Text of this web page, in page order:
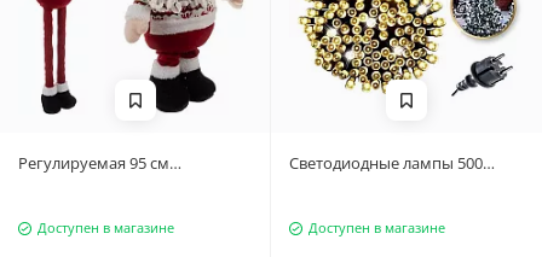
Регулируемая 95 см
телескопическими ногами и
Доступен в магазине
Светодиодные лампы 500
Доступен в магазине